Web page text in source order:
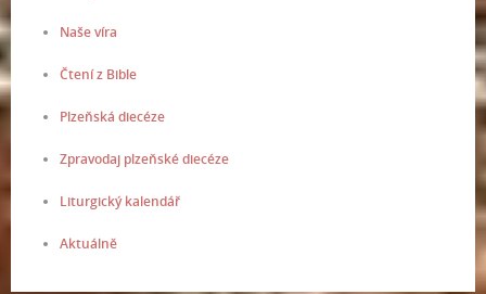
Naše víra
Čtení z Bible
Plzeňská diecéze
Zpravodaj plzeňské diecéze
Liturgický kalendář
Aktuálně